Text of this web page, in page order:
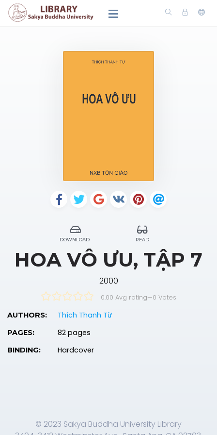
DOWNLOAD READ
HOA VÔ ƯU, TẬP 7
2000
0.00 Avg rating—0 Votes
AUTHORS: Thích Thanh Từ
PAGES: 82 pages
BINDING: Hardcover
© 2023 Sakya Buddha University Library